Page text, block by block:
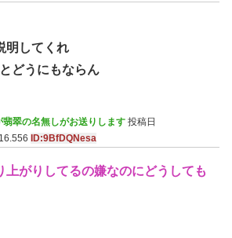
明してくれ
どうにもならん
翠の名無しがお送りします 投稿日
ID:9BfDQNesa
上がりしてるの嫌なのにどうしても